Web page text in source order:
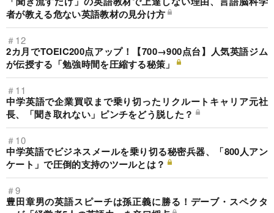
者が教える危ない英語教材の見分け方
＃12
2カ月でTOEIC200点アップ！【700→900点台】人気英語ジム
が伝授する「勉強時間を圧縮する秘策」
＃11
中学英語で企業買収まで乗り切ったリクルートキャリア元社
長、「聞き取れない」ピンチをどう脱した？
＃10
中学英語でビジネスメールを乗り切る秘密兵器、「800人アン
ケート」で圧倒的支持のツールとは？
＃9
豊田章男の英語スピーチは孫正義に勝る！デーブ・スペクタ